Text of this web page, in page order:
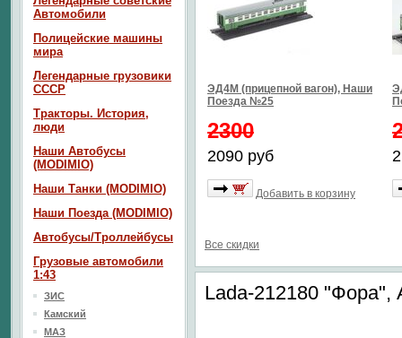
ЭД4М (прицепной вагон), Наши
Поезда №25
2300
2090 руб
Добавить в корзину
Все скидки
Lada-212180
Автомобили
Полицейские машины
мира
Легендарные грузовики
СССР
Тракторы. История,
люди
Наши Автобусы
(MODIMIO)
Наши Танки (MODIMIO)
Наши Поезда (MODIMIO)
Автобусы/Троллейбусы
Грузовые автомобили
1:43
ЗИС
Камский
МАЗ